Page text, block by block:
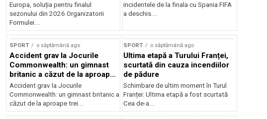
Europa, soluția pentru finalul
sezonului din 2026 Organizatorii
Formulei...
incidentele de la finala cu Spania FIFA
a deschis...
SPORT o săptămână ago
Accident grav la Jocurile
Commonwealth: un gimnast
britanic a căzut de la aproape
trei metri
Accident grav la Jocurile
Commonwealth: un gimnast britanic a
căzut de la aproape trei...
SPORT o săptămână ago
Ultima etapă a Turului Franței,
scurtată din cauza incendiilor
de pădure
Schimbare de ultim moment în Turul
Franței: Ultima etapă a fost scurtată
Cea de-a...